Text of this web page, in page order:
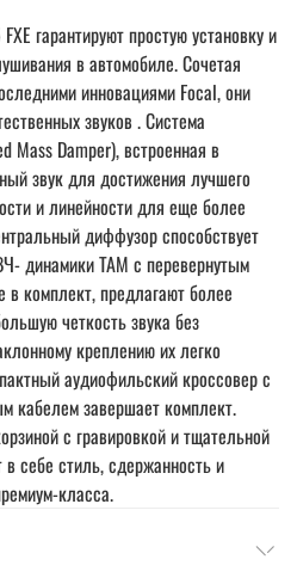
гарантируют простую установку и
в автомобиле. Сочетая
инновациями Focal, они
звуков . Система
Mass Damper), встроенная в
звук для достижения лучшего
и линейности для еще более
диффузор способствует
динамики TAM с перевернутым
комплект, предлагают более
четкость звука без
креплению их легко
аудиофильский кроссовер с
кабелем завершает комплект.
с гравировкой и тщательной
в себе стиль, сдержанность и
класса.